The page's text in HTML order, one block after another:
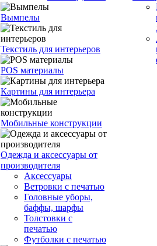
Вымпелы
Текстиль для интерьеров
POS материалы
Картины для интерьера
Мобильные конструкции
Одежда и аксессуары от
производителя
Аксессуары
Ветровки с печатью
Головные уборы,
баффы, шарфы
Толстовки с
печатью
Футболки с печатью